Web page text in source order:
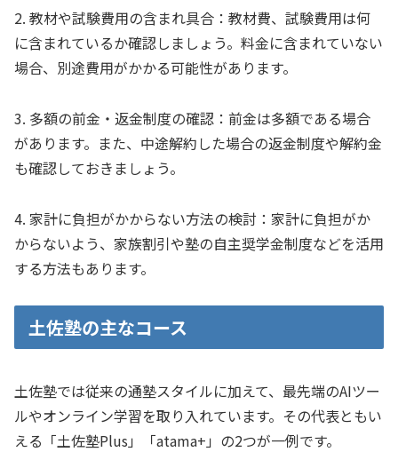
2. 教材や試験費用の含まれ具合：教材費、試験費用は何
に含まれているか確認しましょう。料金に含まれていない
場合、別途費用がかかる可能性があります。
3. 多額の前金・返金制度の確認：前金は多額である場合
があります。また、中途解約した場合の返金制度や解約金
も確認しておきましょう。
4. 家計に負担がかからない方法の検討：家計に負担がか
からないよう、家族割引や塾の自主奨学金制度などを活用
する方法もあります。
土佐塾の主なコース
土佐塾では従来の通塾スタイルに加えて、最先端のAIツー
ルやオンライン学習を取り入れています。その代表ともい
える「土佐塾Plus」「atama+」の2つが一例です。